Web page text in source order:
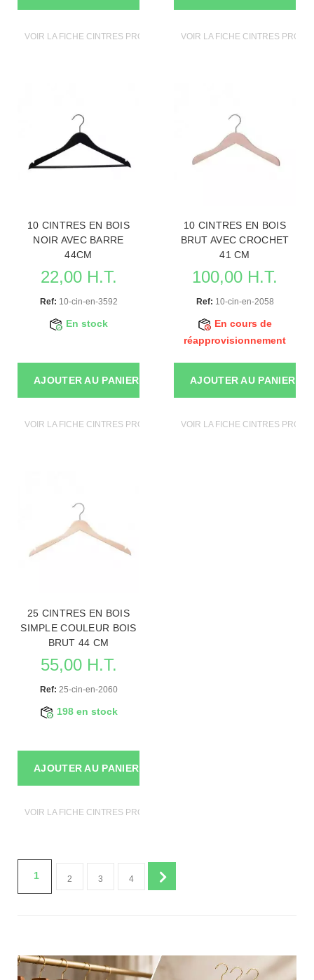
VOIR LA FICHE CINTRES PROFESSIONNELSVOIR LA FICHE CINTRES
10 CINTRES EN BOIS
NOIR AVEC BARRE
44CM
22,00 H.T.
Ref: 10-cin-en-3592
En stock
AJOUTER AU PANIER
VOIR LA FICHE CINTRES PROFESSIONNELS
10 CINTRES EN BOIS
BRUT AVEC CROCHET
41 CM
100,00 H.T.
Ref: 10-cin-en-2058
En cours de
réapprovisionnement
AJOUTER AU PANIER
VOIR LA FICHE CINTRES
25 CINTRES EN BOIS
SIMPLE COULEUR BOIS
BRUT 44 CM
55,00 H.T.
Ref: 25-cin-en-2060
198 en stock
AJOUTER AU PANIER
VOIR LA FICHE CINTRES PROFESSIONNELS
1 2 3 4